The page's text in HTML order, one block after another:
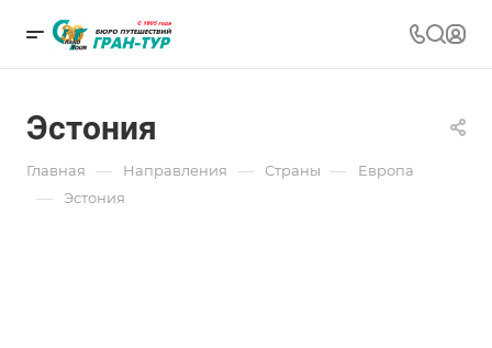
Эстония
Главная — Направления — Страны — Европа
— Эстония